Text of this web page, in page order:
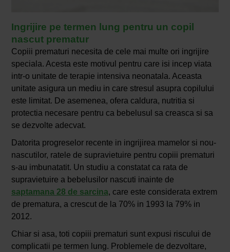
Ingrijire pe termen lung pentru un copil
nascut prematur
Copiii prematuri necesita de cele mai multe ori ingrijire
speciala. Acesta este motivul pentru care isi incep viata
intr-o unitate de terapie intensiva neonatala. Aceasta
unitate asigura un mediu in care stresul asupra copilului
este limitat. De asemenea, ofera caldura, nutritia si
protectia necesare pentru ca bebelusul sa creasca si sa
se dezvolte adecvat.
Datorita progreselor recente in ingrijirea mamelor si nou-
nascutilor, ratele de supravietuire pentru copiii prematuri
s-au imbunatatit. Un studiu a constatat ca rata de
supravietuire a bebelusilor nascuti inainte de
saptamana 28 de sarcina, care este considerata extrem
de prematura, a crescut de la 70% in 1993 la 79% in
2012.
Chiar si asa, toti copiii prematuri sunt expusi riscului de
complicatii pe termen lung. Problemele de dezvoltare,